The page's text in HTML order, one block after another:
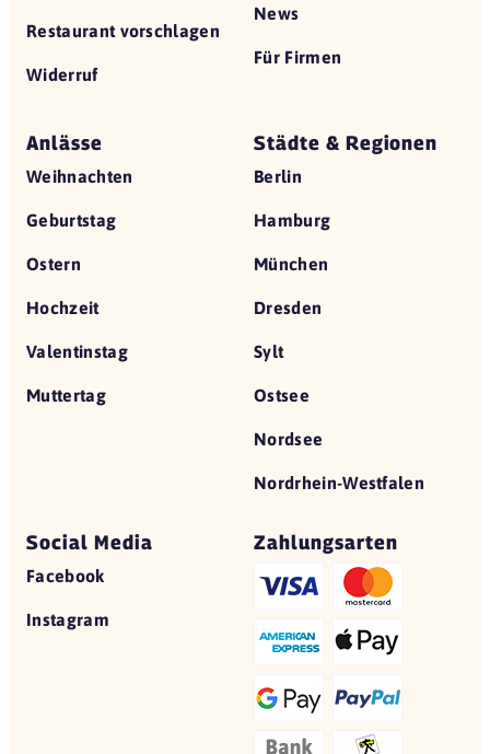
Restaurant vorschlagen
Widerruf
News
Für Firmen
Anlässe
Weihnachten
Geburtstag
Ostern
Hochzeit
Valentinstag
Muttertag
Städte & Regionen
Berlin
Hamburg
München
Dresden
Sylt
Ostsee
Nordsee
Nordrhein-Westfalen
Social Media
Facebook
Instagram
Zahlungsarten